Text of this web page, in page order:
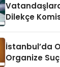
Dilekçe
İstanbul’da
Organize